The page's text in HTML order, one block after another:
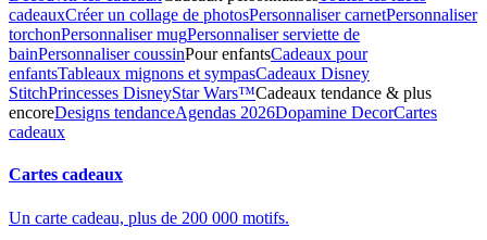
cadeauxCréer un collage de photosPersonnaliser carnetPersonnaliser
torchonPersonnaliser mugPersonnaliser serviette de
bainPersonnaliser coussinPour enfantsCadeaux pour
enfantsTableaux mignons et sympasCadeaux Disney
StitchPrincesses DisneyStar Wars™Cadeaux tendance & plus
encoreDesigns tendanceAgendas 2026Dopamine DecorCartes
cadeaux
Cartes cadeaux
Un carte cadeau, plus de 200 000 motifs.